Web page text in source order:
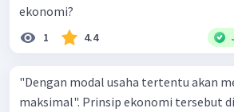
ekonomi?
1 4.4
"Dengan modal usaha tertentu akan
maksimal". Prinsip ekonomi tersebut